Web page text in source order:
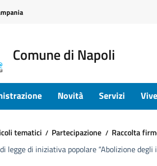
Comune di Napoli
Novità Servizi
tematici Partecipazione
Raccolta
legge di iniziativa popolare “Abolizione